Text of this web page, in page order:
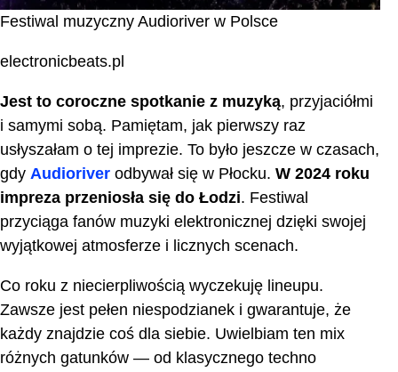
Festiwal muzyczny Audioriver w Polsce
electronicbeats.pl
Jest to coroczne spotkanie z muzyką, przyjaciółmi
i samymi sobą. Pamiętam, jak pierwszy raz
usłyszałam o tej imprezie. To było jeszcze w czasach,
gdy Audioriver odbywał się w Płocku. W 2024 roku
impreza przeniosła się do Łodzi. Festiwal
przyciąga fanów muzyki elektronicznej dzięki swojej
wyjątkowej atmosferze i licznych scenach.
Co roku z niecierpliwością wyczekuję lineupu.
Zawsze jest pełen niespodzianek i gwarantuje, że
każdy znajdzie coś dla siebie. Uwielbiam ten mix
różnych gatunków — od klasycznego techno